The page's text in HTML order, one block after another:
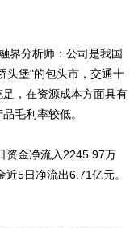
界分析师：公司是我国
头堡"的包头市，交通十
，在资源成本方面具有
毛利率较低。
资金净流入2245.97万
5日净流出6.71亿元。